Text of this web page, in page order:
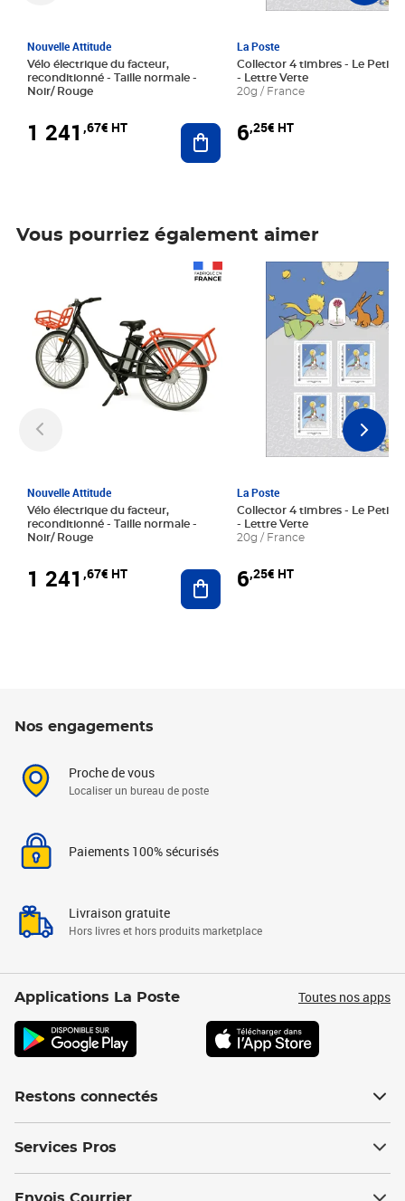
Nouvelle Attitude
Vélo électrique du facteur,
reconditionné - Taille normale -
Noir/ Rouge
1 241 ,67€ HT Ajouter au panier
La Poste
Collector 4 timbres - Le Petit
- Lettre Verte
20g / France
6,25€ HT
Vous pourriez également aimer
Nouvelle Attitude
Vélo électrique du facteur,
reconditionné - Taille normale -
Noir/ Rouge
1 241 ,67€ HT Ajouter au panier
La Poste
Collector 4 timbres - Le Petit
- Lettre Verte
20g / France
6,25€ HT
Prix 6,25€ HT
Nos engagements
Proche de vous
Localiser un bureau de poste
Paiements 100% sécurisés
Livraison gratuite
Hors livres et hors produits marketplace
Applications La Poste Toutes nos apps
Restons connectés
Services Pros